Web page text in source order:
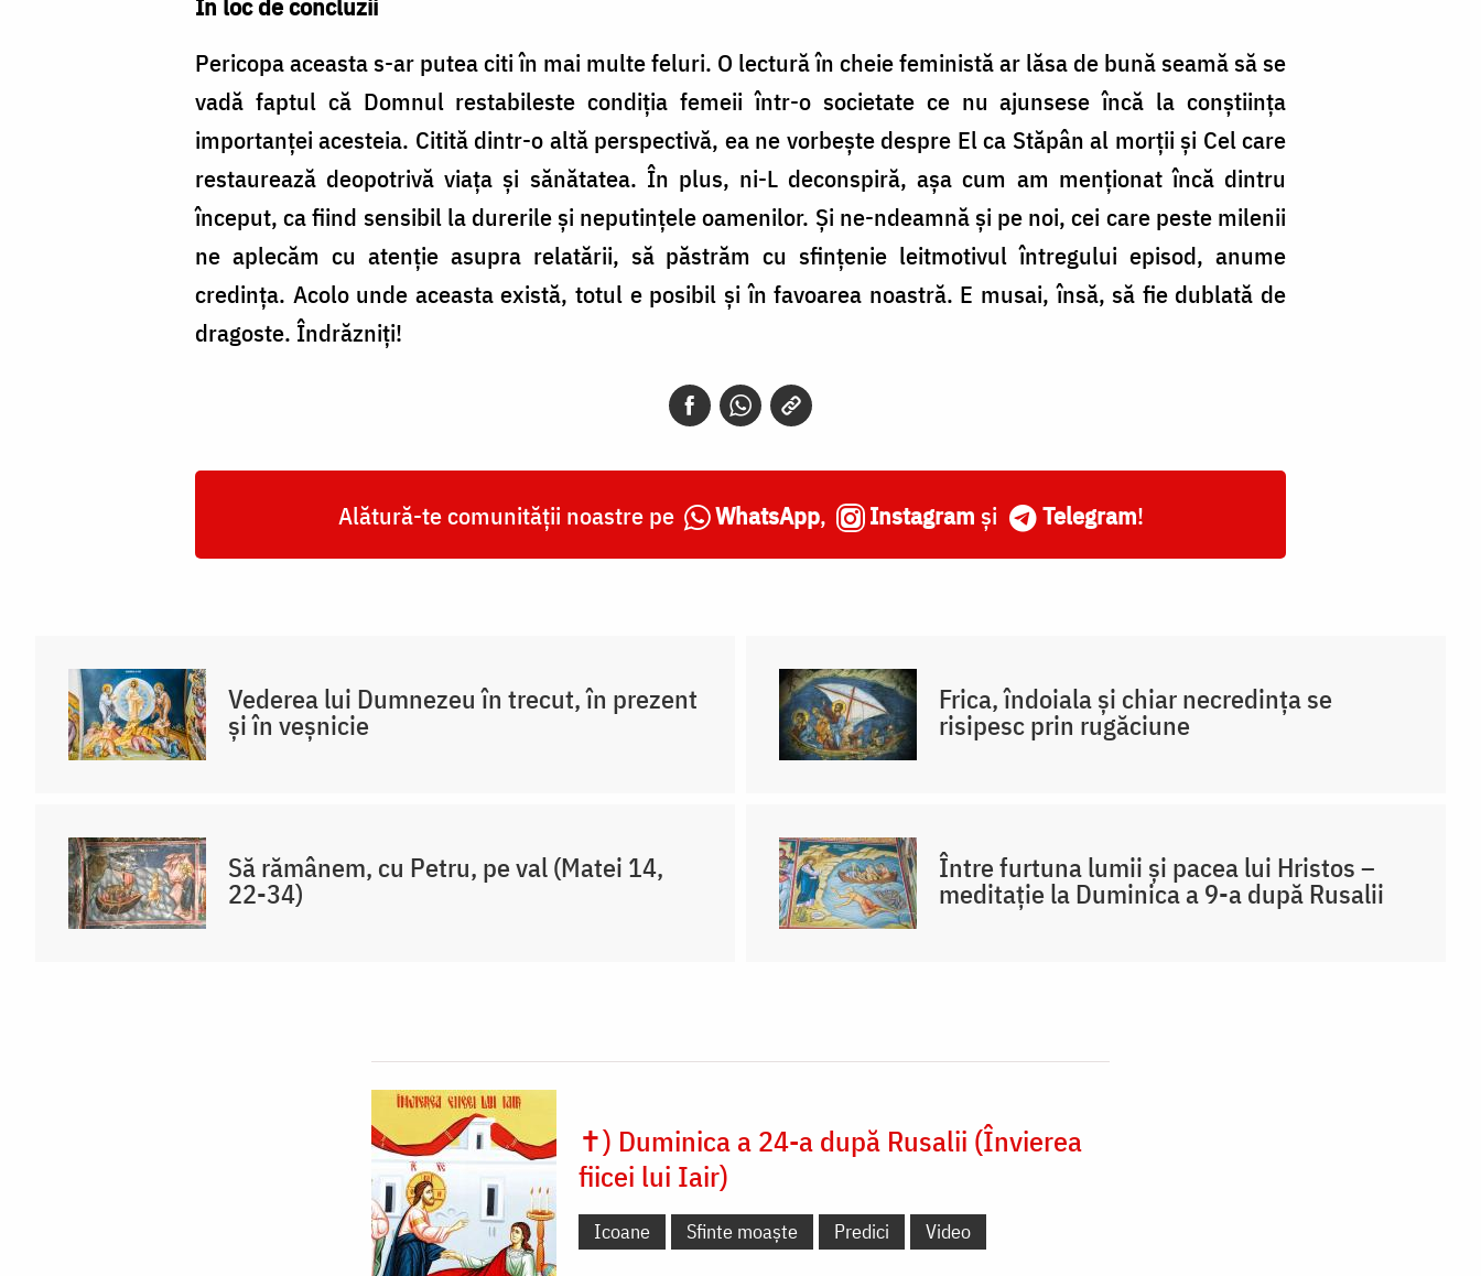
În loc de concluzii
Pericopa aceasta s-ar putea citi în mai multe feluri. O lectură în cheie feministă ar lăsa de bună seamă să se
vadă faptul că Domnul restabileste condiția femeii într-o societate ce nu ajunsese încă la conștiința
importanței acesteia. Citită dintr-o altă perspectivă, ea ne vorbește despre El ca Stăpân al morții și Cel care
restaurează deopotrivă viața și sănătatea. În plus, ni-L deconspiră, așa cum am menționat încă dintru
început, ca fiind sensibil la durerile și neputințele oamenilor. Și ne-ndeamnă și pe noi, cei care peste milenii
ne aplecăm cu atenție asupra relatării, să păstrăm cu sfințenie leitmotivul întregului episod, anume
credința. Acolo unde aceasta există, totul e posibil și în favoarea noastră. E musai, însă, să fie dublată de
dragoste. Îndrăzniți!
Alătură-te comunității noastre pe WhatsApp, Instagram și Telegram!
Vederea lui Dumnezeu în trecut, în prezent
și în veșnicie
Frica, îndoiala și chiar necredința se
risipesc prin rugăciune
Să rămânem, cu Petru, pe val (Matei 14,
22-34)
Între furtuna lumii și pacea lui Hristos –
meditație la Duminica a 9-a după Rusalii
✝) Duminica a 24-a după Rusalii (Învierea
fiicei lui Iair)
Icoane Sfinte moaște Predici Video